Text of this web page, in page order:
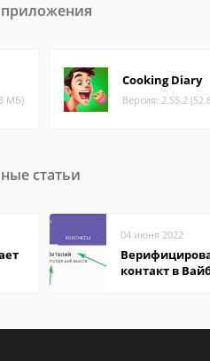
МБ)
Cooking Diary
Версия: 2.55.2
статьи
04 июня 2022
контакт в